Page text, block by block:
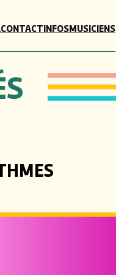
CONTACTINFOSMUSICIENS